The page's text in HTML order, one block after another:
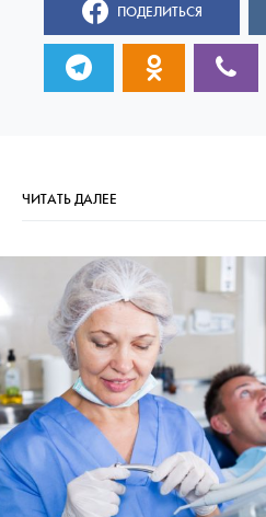
ПОДЕЛИТЬСЯ
ЧИТАТЬ ДАЛЕЕ